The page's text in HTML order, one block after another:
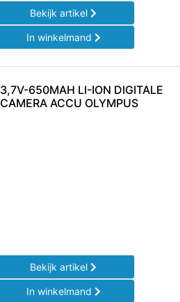
Bekijk artikel
In winkelmand
3,7V-650MAH LI-ION DIGITALE
CAMERA ACCU OLYMPUS
Bekijk artikel
In winkelmand